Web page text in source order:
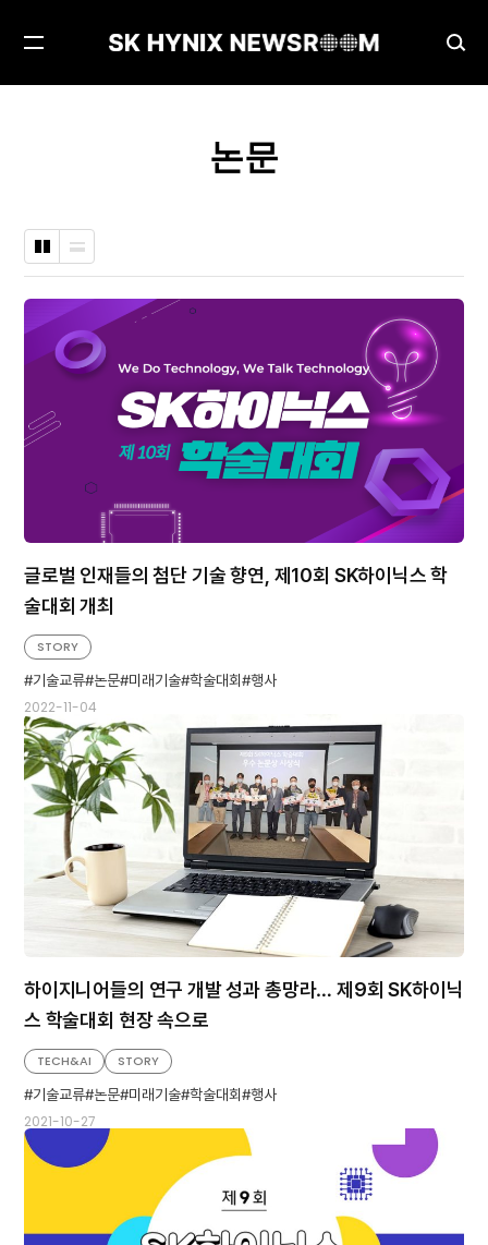
검
색
메
논문
바
나
형
글로벌 인재들의 첨단 기술 향연, 제10회 SK하이닉스 학
술대회 개최
2022-11-04
STORY
기술교류 논문 미래기술 학술대회 행사
하이지니어들의 연구 개발 성과 총망라… 제9회 SK하이닉
스 학술대회 현장 속으로
2021-10-27
TECH&AI
STORY
기술교류 논문 미래기술 학술대회 행사